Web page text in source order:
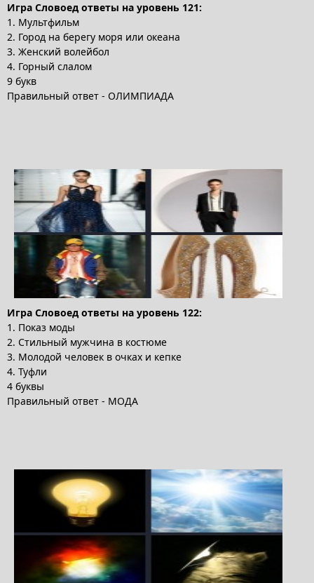
Игра Словоед ответы на уровень 121:
1. Мультфильм
2. Город на берегу моря или океана
3. Женский волейбол
4. Горный слалом
9 букв
Правильный ответ - ОЛИМПИАДА
Игра Словоед ответы на уровень 122:
1. Показ моды
2. Стильный мужчина в костюме
3. Молодой человек в очках и кепке
4. Туфли
4 буквы
Правильный ответ - МОДА